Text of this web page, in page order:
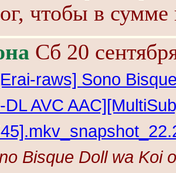
чтобы в сумме
Сб 20
raws] Sono
AVC
Bisque Doll wa Koi